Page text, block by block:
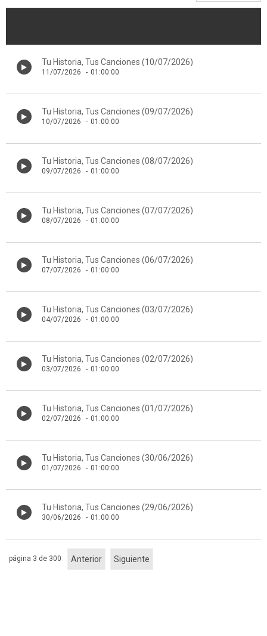
Tu Historia, Tus Canciones (10/07/2026)
11/07/2026 - 01:00:00
Tu Historia, Tus Canciones (09/07/2026)
10/07/2026 - 01:00:00
Tu Historia, Tus Canciones (08/07/2026)
09/07/2026 - 01:00:00
Tu Historia, Tus Canciones (07/07/2026)
08/07/2026 - 01:00:00
Tu Historia, Tus Canciones (06/07/2026)
07/07/2026 - 01:00:00
Tu Historia, Tus Canciones (03/07/2026)
04/07/2026 - 01:00:00
Tu Historia, Tus Canciones (02/07/2026)
03/07/2026 - 01:00:00
Tu Historia, Tus Canciones (01/07/2026)
02/07/2026 - 01:00:00
Tu Historia, Tus Canciones (30/06/2026)
01/07/2026 - 01:00:00
Tu Historia, Tus Canciones (29/06/2026)
30/06/2026 - 01:00:00
Anterior Siguiente
página 3 de 300